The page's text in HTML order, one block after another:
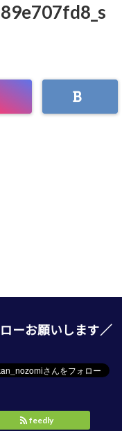
ーお願いします／
feedly